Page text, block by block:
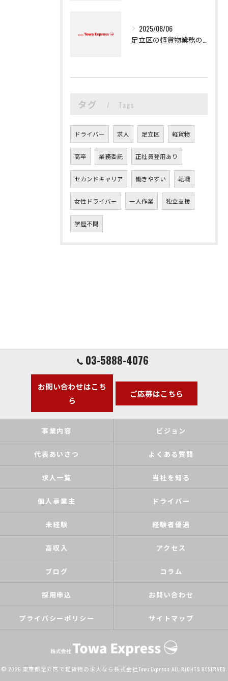
2025/08/06
タグ Tags
ドライバー 求人 足立区 軽貨物
高卒 業務委託 正社員登用あり
セカンドキャリア 働きやすい 転職
女性ドライバー 一人作業 独立支援
学歴不問
03-5888-4076
お問い合わせはこち
ら
ご応募はこちら
事業内容 ビジョン
代表あいさつ よくある質問
求人一覧 当社を知る
個人事業主 ドライバー
未経験 経験者優遇
高収入 アクセス
ブログ コラム
採用申込 お問い合わせ
プライバシーポリシー サイトマップ
© 2026 東京都足立区で軽貨物の求人なら株式会社Towa Express ALL RIGHTS RESERVED.